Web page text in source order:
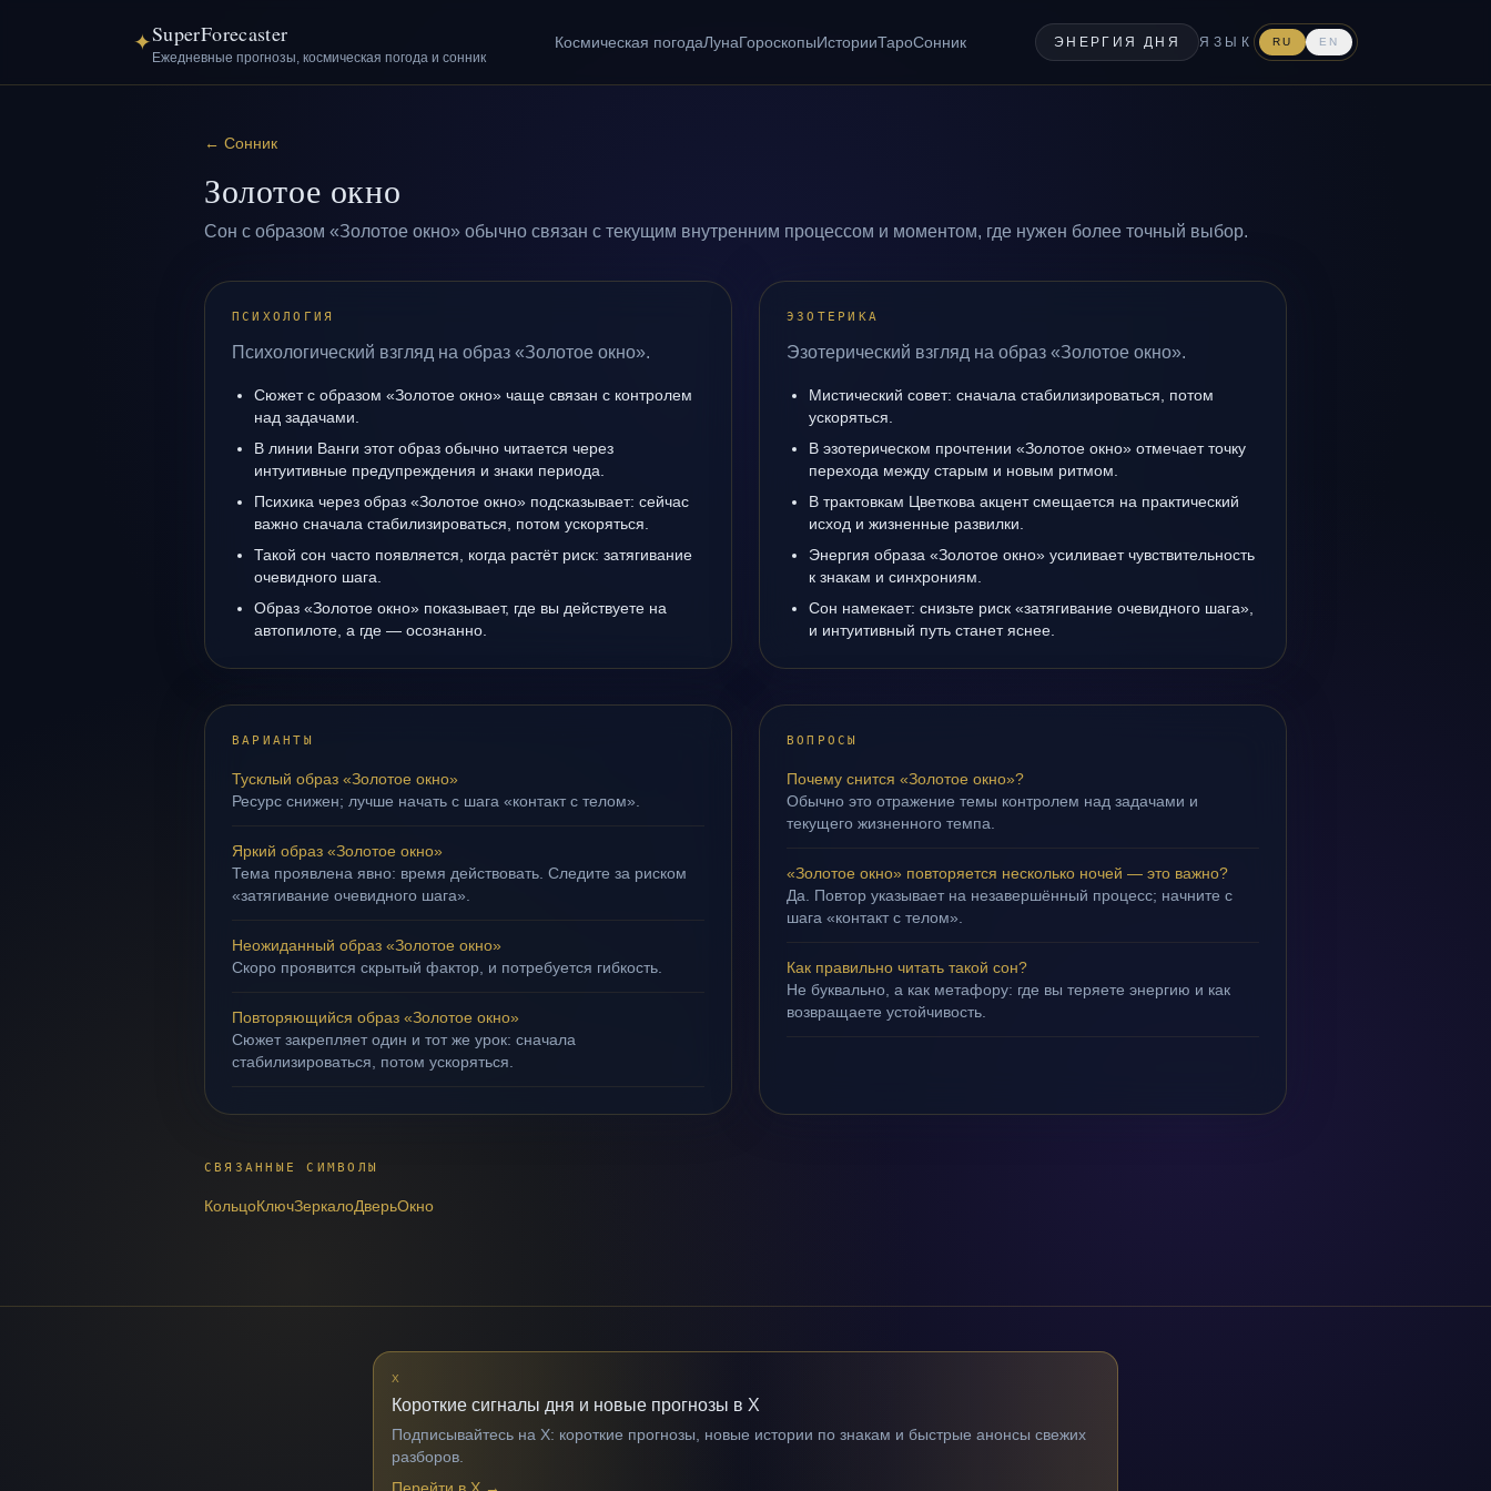
✦SuperForecaster
Ежедневные прогнозы, космическая погода и сонник
Космическая погодаЛунаГороскопыИсторииТароСонник ЭНЕРГИЯ ДНЯ ЯЗЫК RU EN
← Сонник
Золотое окно
Сон с образом «Золотое окно» обычно связан с текущим внутренним процессом и моментом, где нужен более точный выбор.
ПСИХОЛОГИЯ
Психологический взгляд на образ «Золотое окно».
Сюжет с образом «Золотое окно» чаще связан с контролем
над задачами.
В линии Ванги этот образ обычно читается через
интуитивные предупреждения и знаки периода.
Психика через образ «Золотое окно» подсказывает: сейчас
важно сначала стабилизироваться, потом ускоряться.
Такой сон часто появляется, когда растёт риск: затягивание
очевидного шага.
Образ «Золотое окно» показывает, где вы действуете на
автопилоте, а где — осознанно.
ЭЗОТЕРИКА
Эзотерический взгляд на образ «Золотое окно».
Мистический совет: сначала стабилизироваться, потом
ускоряться.
В эзотерическом прочтении «Золотое окно» отмечает точку
перехода между старым и новым ритмом.
В трактовкам Цветкова акцент смещается на практический
исход и жизненные развилки.
Энергия образа «Золотое окно» усиливает чувствительность
к знакам и синхрониям.
Сон намекает: снизьте риск «затягивание очевидного шага»,
и интуитивный путь станет яснее.
ВАРИАНТЫ
Тусклый образ «Золотое окно»
Ресурс снижен; лучше начать с шага «контакт с телом».
Яркий образ «Золотое окно»
Тема проявлена явно: время действовать. Следите за риском
«затягивание очевидного шага».
Неожиданный образ «Золотое окно»
Скоро проявится скрытый фактор, и потребуется гибкость.
Повторяющийся образ «Золотое окно»
Сюжет закрепляет один и тот же урок: сначала
стабилизироваться, потом ускоряться.
ВОПРОСЫ
Почему снится «Золотое окно»?
Обычно это отражение темы контролем над задачами и
текущего жизненного темпа.
«Золотое окно» повторяется несколько ночей — это важно?
Да. Повтор указывает на незавершённый процесс; начните с
шага «контакт с телом».
Как правильно читать такой сон?
Не буквально, а как метафору: где вы теряете энергию и как
возвращаете устойчивость.
СВЯЗАННЫЕ СИМВОЛЫ
КольцоКлючЗеркалоДверьОкно
X
Короткие сигналы дня и новые прогнозы в X
Подписывайтесь на X: короткие прогнозы, новые истории по знакам и быстрые анонсы свежих
разборов.